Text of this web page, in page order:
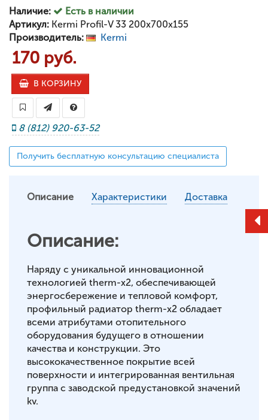
Наличие:
Есть в наличии
Артикул: Kermi Profil-V 33 200x700x155
Производитель:
Kermi
170 руб.
В КОРЗИНУ
8 (812) 920-63-52
Получить бесплатную консультацию специалиста
Описание Характеристики Доставка
Описание:
Наряду с уникальной инновационной
технологией therm-x2, обеспечивающей
энергосбережение и тепловой комфорт,
профильный радиатор therm-x2 обладает
всеми атрибутами отопительного
оборудования будущего в отношении
качества и конструкции. Это
высококачественное покрытие всей
поверхности и интегрированная вентильная
группа с заводской предустановкой значений
kv.